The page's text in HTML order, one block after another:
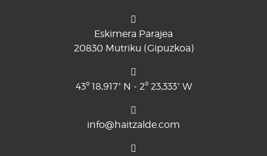
Eskimera Parajea
20830 Mutriku (Gipuzkoa)
43º 18,917’ N - 2º 23,333’ W
info@haitzalde.com